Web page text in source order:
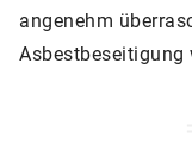
angenehm
Asbestbeseitigung